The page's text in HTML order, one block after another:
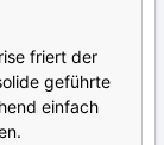
friert der
geführte
einfach